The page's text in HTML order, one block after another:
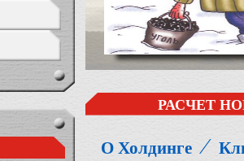
РАСЧЕТ
О Холдинге ⁄